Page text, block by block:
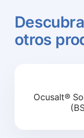
Descubra
otros
Ocusalt®